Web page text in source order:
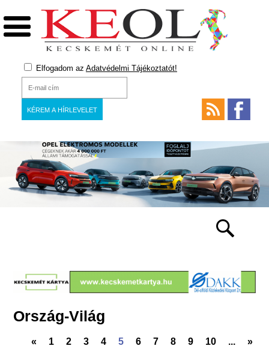
Elfogadom az Adatvédelmi Tájékoztatót!
Ország-Világ
« 1 2 3 4 5 6 7 8 9 10 ... »